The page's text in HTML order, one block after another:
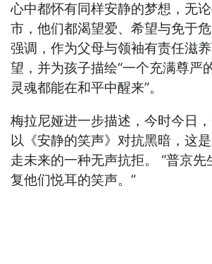
心中都怀有同样安静的梦想，无
市，他们都渴望爱、希望与免于
强调，作为父母与领袖有责任滋
望，并为孩子描绘“一个充满尊严
灵魂都能在和平中醒来”。
梅拉尼娅进一步描述，今时今日
以《安静的笑声》对抗黑暗，这
走未来的一种无声抗拒。 “普京先
复他们悦耳的笑声。”